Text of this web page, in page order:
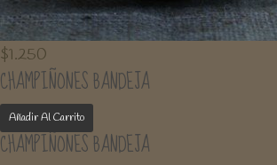
$1.250
CHAMPIÑONES BANDEJA
Añadir Al Carrito
CHAMPIÑONES BANDEJA